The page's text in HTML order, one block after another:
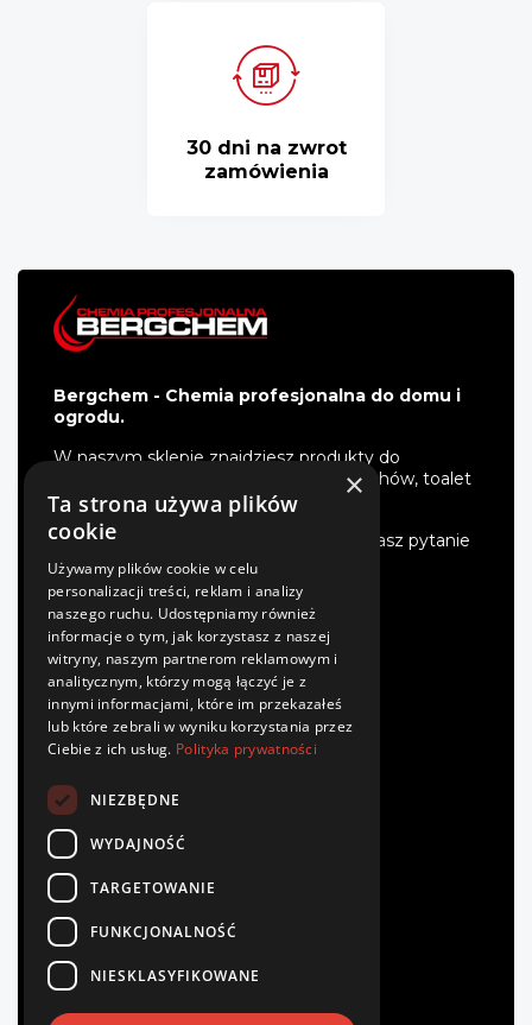
30 dni na zwrot
zamówienia
Bergchem - Chemia profesjonalna do domu i
ogrodu.
W naszym sklepie znajdziesz produkty do
impregnacji i mycia kostki, elewacji, dachów, toalet
turystycznych i wiele więcej.
Oferujemy fachowe doradztwo. Jeśli masz pytanie
- zadzwoń.
INFORMACJE
Regulamin
Polityka prywatności
Płatność
Zwroty
Kontakt
TWOJE KONTO
Zaloguj się
Zarejestruj się
Zamówienia
×
Ta strona używa plików
cookie
Używamy plików cookie w celu
personalizacji treści, reklam i analizy
naszego ruchu. Udostępniamy również
informacje o tym, jak korzystasz z naszej
witryny, naszym partnerom reklamowym i
analitycznym, którzy mogą łączyć je z
innymi informacjami, które im przekazałeś
lub które zebrali w wyniku korzystania przez
Ciebie z ich usług. Polityka prywatności
NIEZBĘDNE
WYDAJNOŚĆ
TARGETOWANIE
FUNKCJONALNOŚĆ
NIESKLASYFIKOWANE